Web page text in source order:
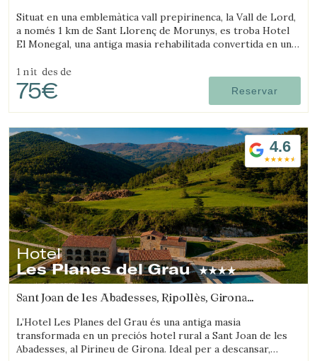
Situat en una emblemàtica vall prepirinenca, la Vall de Lord,
a només 1 km de Sant Llorenç de Morunys, es troba Hotel
El Monegal, una antiga masia rehabilitada convertida en un
1 nit des de
75€ Reservar
4.6
Hotel
Les Planes del Grau
Sant Joan de les Abadesses, Ripollès, Girona
L’Hotel Les Planes del Grau és una antiga masia
transformada en un preciós hotel rural a Sant Joan de les
Abadesses, al Pirineu de Girona. Ideal per a descansar,